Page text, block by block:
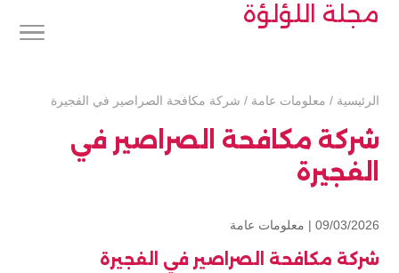
مجلة اللؤلؤة
الرئيسية / معلومات عامة / شركة مكافحة الصراصير في الفجيرة
شركة مكافحة الصراصير في
الفجيرة
09/03/2026 | معلومات عامة
شركة مكافحة الصراصير في الفجيرة